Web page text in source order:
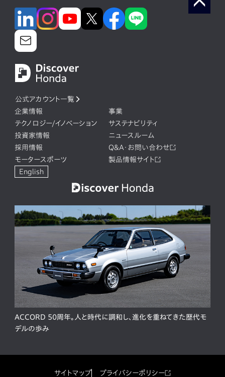
公式アカウント一覧
企業情報
事業
テクノロジー/イノベーション
サステナビリティ
投資家情報
ニュースルーム
採用情報
Q&A・お問い合わせ
モータースポーツ
製品情報サイト
English
ACCORD 50周年。人と時代に調和し、進化を重ねてきた歴代モ
デルの歩み
サイトマップ プライバシーポリシー